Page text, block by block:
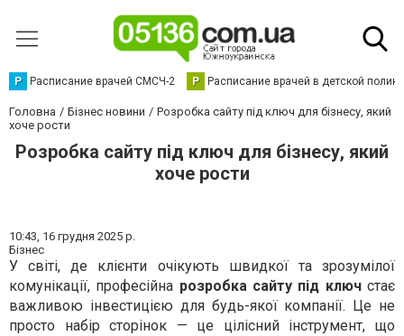
Р Расписание врачей СМСЧ-2 Р Расписание врачей в детской
Головна Бізнес новини
Розробка сайту під ключ для бізнесу, який
хоче рости
Розробка сайту під ключ для бізнесу, який
хоче рости
10:43, 16 грудня 2025 р.
Бізнес
У світі, де клієнти очікують швидкої та зрозумілої
комунікації, професійна розробка сайту під ключстає
важливою інвестицією для будь-якої компанії. Це не
просто набір сторінок — це цілісний інструмент, що